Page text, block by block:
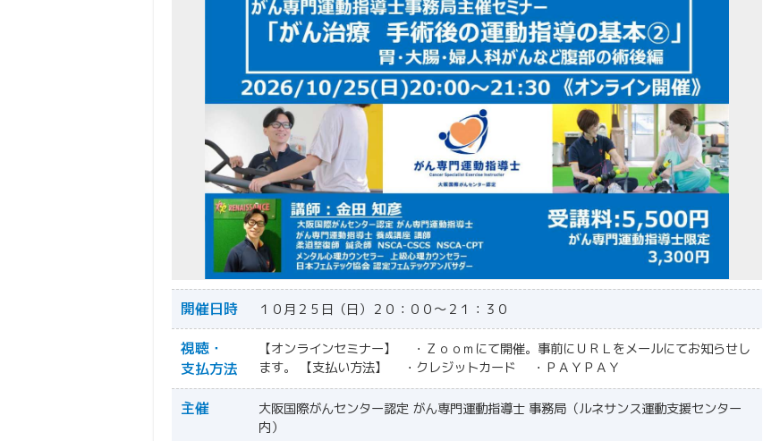
開催日時 １０月２５日（日）２０：００～２１：３０
視聴・
支払方法
【オンラインセミナー】
・Ｚｏｏｍにて開催。事前にＵＲＬをメールにてお知らせし
ます。
【支払い方法】 ・クレジットカード ・ＰＡＹＰＡＹ
主催
大阪国際がんセンター認定 がん専門運動指導士 事務局（ルネサンス運動支援センター
内）